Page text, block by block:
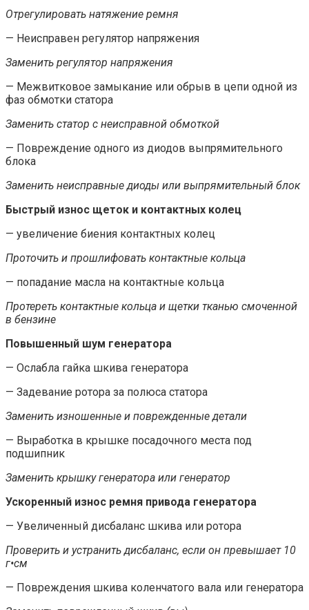
Отрегулировать натяжение ремня
— Неисправен регулятор напряжения
Заменить регулятор напряжения
— Межвитковое замыкание или обрыв в цепи одной из
фаз обмотки статора
Заменить статор с неисправной обмоткой
— Повреждение одного из диодов выпрямительного
блока
Заменить неисправные диоды или выпрямительный блок
Быстрый износ щеток и контактных колец
— увеличение биения контактных колец
Проточить и прошлифовать контактные кольца
— попадание масла на контактные кольца
Протереть контактные кольца и щетки тканью смоченной
в бензине
Повышенный шум генератора
— Ослабла гайка шкива генератора
— Задевание ротора за полюса статора
Заменить изношенные и поврежденные детали
— Выработка в крышке посадочного места под
подшипник
Заменить крышку генератора или генератор
Ускоренный износ ремня привода генератора
— Увеличенный дисбаланс шкива или ротора
Проверить и устранить дисбаланс, если он превышает 10
г•см
— Повреждения шкива коленчатого вала или генератора